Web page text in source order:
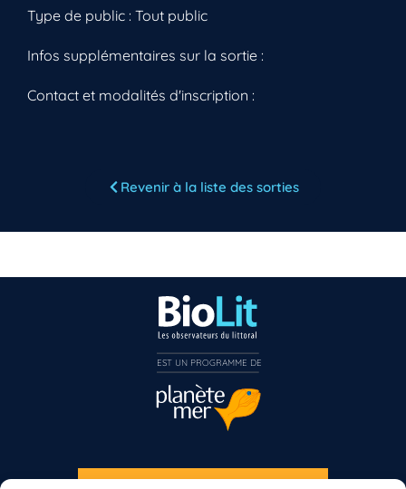
Type de public : Tout public
Infos supplémentaires sur la sortie :
Contact et modalités d'inscription :
Revenir à la liste des sorties